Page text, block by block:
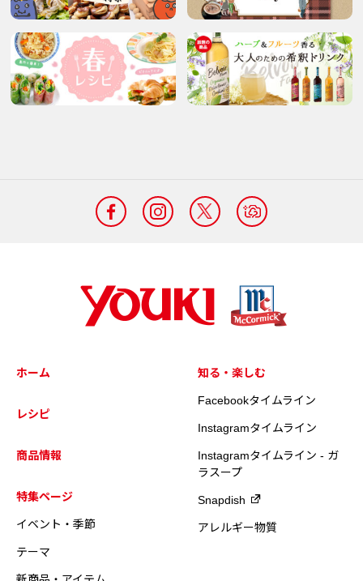
ホーム
レシピ
商品情報
特集ページ
イベント・季節
テーマ
知る・楽しむ
Facebookタイムライン
Instagramタイムライン
Instagramタイムライン - ガ
ラスープ
Snapdish
アレルギー物質